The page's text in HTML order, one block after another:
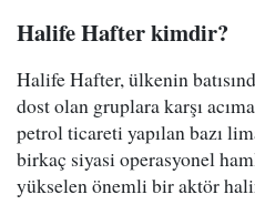
Halife Hafter kimdir?
Halife Hafter, ülkenin
dost olan gruplara karşı
petrol ticareti yapılan bazı
birkaç siyasi operasyonel
yükselen önemli bir aktör